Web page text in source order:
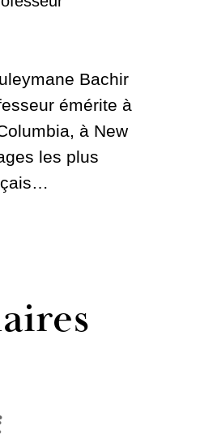
Bachir
émérite à
à New
les plus